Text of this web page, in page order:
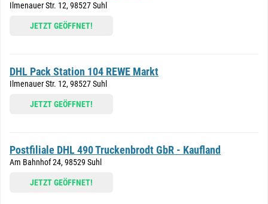
Ilmenauer Str. 12, 98527 Suhl
JETZT GEÖFFNET!
DHL Pack Station 104 REWE Markt
Ilmenauer Str. 12, 98527 Suhl
JETZT GEÖFFNET!
Postfiliale DHL 490 Truckenbrodt GbR - Kaufland
Am Bahnhof 24, 98529 Suhl
JETZT GEÖFFNET!